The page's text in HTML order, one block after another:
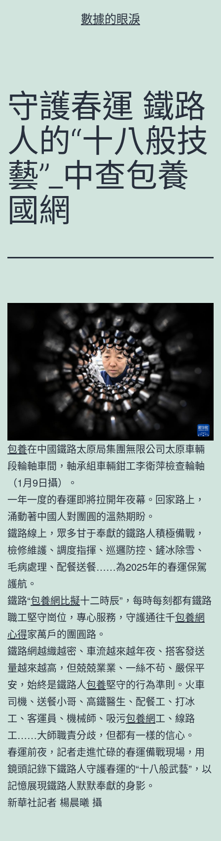
數據的眼淚
守護春運 鐵路
人的“十八般技
藝”_中查包養
國網
包養在中國鐵路太原局集團無限公司太原車輛
段輪軸車間，軸承組車輛鉗工李衛萍檢查輪軸
（1月9日攝）。
一年一度的春運即將拉開年夜幕。回家路上，
涌動著中國人對團圓的溫熱期盼。
鐵路線上，眾多甘于奉獻的鐵路人積極備戰，
檢修維護、調度指揮、巡邏防控、鏟冰除雪、
毛病處理、配餐送餐……為2025年的春運保駕
護航。
鐵路“包養網比擬十二時辰”，每時每刻都有鐵路
職工堅守崗位，專心服務，守護通往千包養網
心得家萬戶的團圓路。
鐵路網越織越密、車流越來越年夜、搭客發送
量越來越高，但兢兢業業、一絲不茍、嚴保平
安，始終是鐵路人包養堅守的行為準則。火車
司機、送餐小哥、高鐵醫生、配餐工、打冰
工、客運員、機械師、吸污包養網工、線路
工……大師職責分歧，但都有一樣的信心。
春運前夜，記者走進忙碌的春運備戰現場，用
鏡頭記錄下鐵路人守護春運的“十八般武藝”，以
記憶展現鐵路人默默奉獻的身影。
新華社記者 楊晨曦 攝